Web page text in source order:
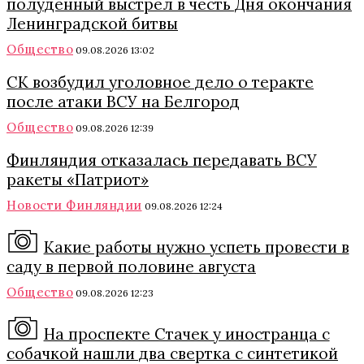
полуденный выстрел в честь Дня окончания
Ленинградской битвы
Общество 09.08.2026 13:02
СК возбудил уголовное дело о теракте
после атаки ВСУ на Белгород
Общество 09.08.2026 12:39
Финляндия отказалась передавать ВСУ
ракеты «Патриот»
Новости Финляндии 09.08.2026 12:24
Какие работы нужно успеть провести в
саду в первой половине августа
Общество 09.08.2026 12:23
На проспекте Стачек у иностранца с
собачкой нашли два свертка с синтетикой